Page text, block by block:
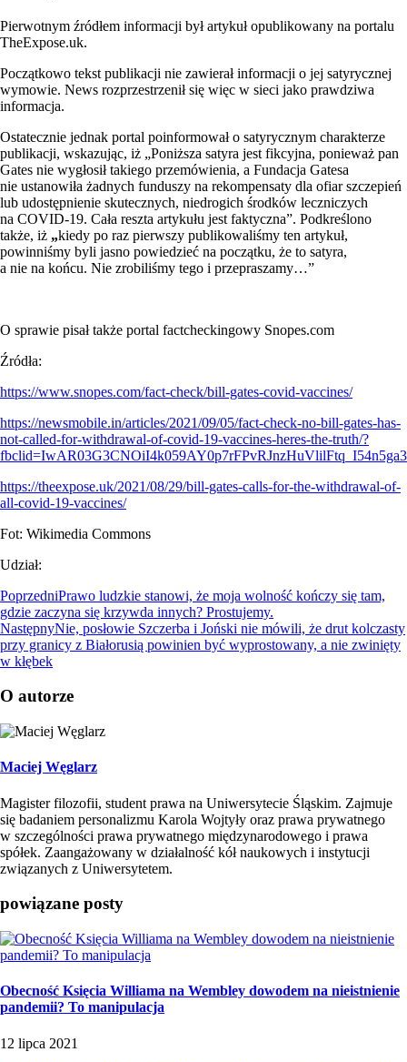
Pierwotnym źródłem informacji był artykuł opublikowany na portalu
TheExpose.uk.
Początkowo tekst publikacji nie zawierał informacji o jej satyrycznej
wymowie. News rozprzestrzenił się więc w sieci jako prawdziwa
informacja.
Ostatecznie jednak portal poinformował o satyrycznym charakterze
publikacji, wskazując, iż „Poniższa satyra jest fikcyjna, ponieważ pan
Gates nie wygłosił takiego przemówienia, a Fundacja Gatesa
nie ustanowiła żadnych funduszy na rekompensaty dla ofiar szczepień
lub udostępnienie skutecznych, niedrogich środków leczniczych
na COVID-19. Cała reszta artykułu jest faktyczna”. Podkreślono
także, iż „kiedy po raz pierwszy publikowaliśmy ten artykuł,
powinniśmy byli jasno powiedzieć na początku, że to satyra,
a nie na końcu. Nie zrobiliśmy tego i przepraszamy…”
O sprawie pisał także portal factcheckingowy Snopes.com
Źródła:
https://www.snopes.com/fact-check/bill-gates-covid-vaccines/
https://newsmobile.in/articles/2021/09/05/fact-check-no-bill-gates-has-
not-called-for-withdrawal-of-covid-19-vaccines-heres-the-truth/?
https://theexpose.uk/2021/08/29/bill-gates-calls-for-the-withdrawal-of-
all-covid-19-vaccines/
Fot: Wikimedia Commons
Udział:
PoprzedniPrawo ludzkie stanowi, że moja wolność kończy się tam,
gdzie zaczyna się krzywda innych? Prostujemy.
NastępnyNie, posłowie Szczerba i Joński nie mówili, że drut kolczasty
przy granicy z Białorusią powinien być wyprostowany, a nie zwinięty
w kłębek
O autorze
Maciej Węglarz
Magister filozofii, student prawa na Uniwersytecie Śląskim. Zajmuje
się badaniem personalizmu Karola Wojtyły oraz prawa prywatnego
w szczególności prawa prywatnego międzynarodowego i prawa
spółek. Zaangażowany w działalność kół naukowych i instytucji
związanych z Uniwersytetem.
powiązane posty
Obecność Księcia Williama na Wembley dowodem na nieistnienie
pandemii? To manipulacja
12 lipca 2021